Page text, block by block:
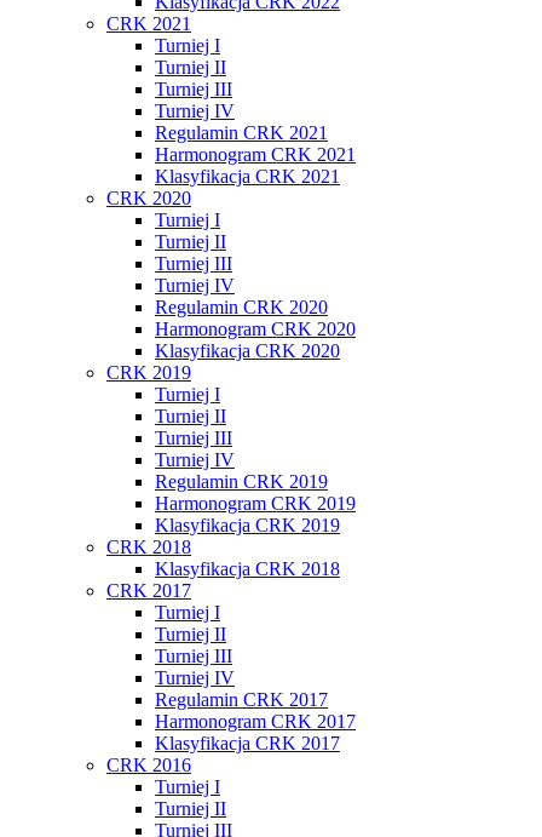
CRK 2021
Turniej I
Turniej II
Turniej III
Turniej IV
Regulamin CRK 2021
Harmonogram CRK 2021
Klasyfikacja CRK 2021
CRK 2020
Turniej I
Turniej II
Turniej III
Turniej IV
Regulamin CRK 2020
Harmonogram CRK 2020
Klasyfikacja CRK 2020
CRK 2019
Turniej I
Turniej II
Turniej III
Turniej IV
Regulamin CRK 2019
Harmonogram CRK 2019
Klasyfikacja CRK 2019
CRK 2018
Klasyfikacja CRK 2018
CRK 2017
Turniej I
Turniej II
Turniej III
Turniej IV
Regulamin CRK 2017
Harmonogram CRK 2017
Klasyfikacja CRK 2017
CRK 2016
Turniej I
Turniej II
Turniej III